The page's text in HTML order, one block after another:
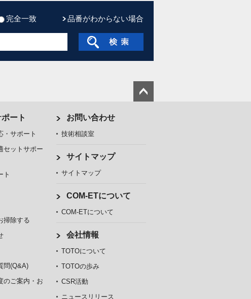
完全一致 品番がわからない場合
ート
・サポート
セットサポー
ト
掃除する
問(Q&A)
のご案内・お
お問い合わせ
技術相談室
サイトマップ
サイトマップ
COM-ETについて
COM-ETについて
会社情報
TOTOについて
TOTOの歩み
CSR活動
ニュースリリース